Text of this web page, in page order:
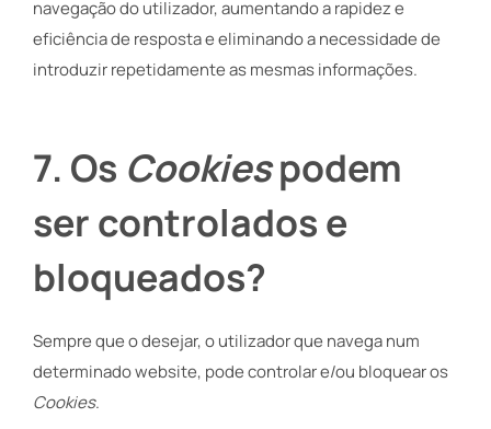
navegação do utilizador, aumentando a rapidez e
eficiência de resposta e eliminando a necessidade de
introduzir repetidamente as mesmas informações.
7. Os Cookiespodem
ser controlados e
bloqueados?
Sempre que o desejar, o utilizador que navega num
determinado website, pode controlar e/ou bloquear os
Cookies.